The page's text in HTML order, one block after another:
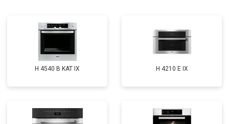
H 4540 B KAT IX H 4210 E IX